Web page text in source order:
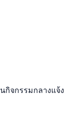
จกรรมกลางแจ้ง